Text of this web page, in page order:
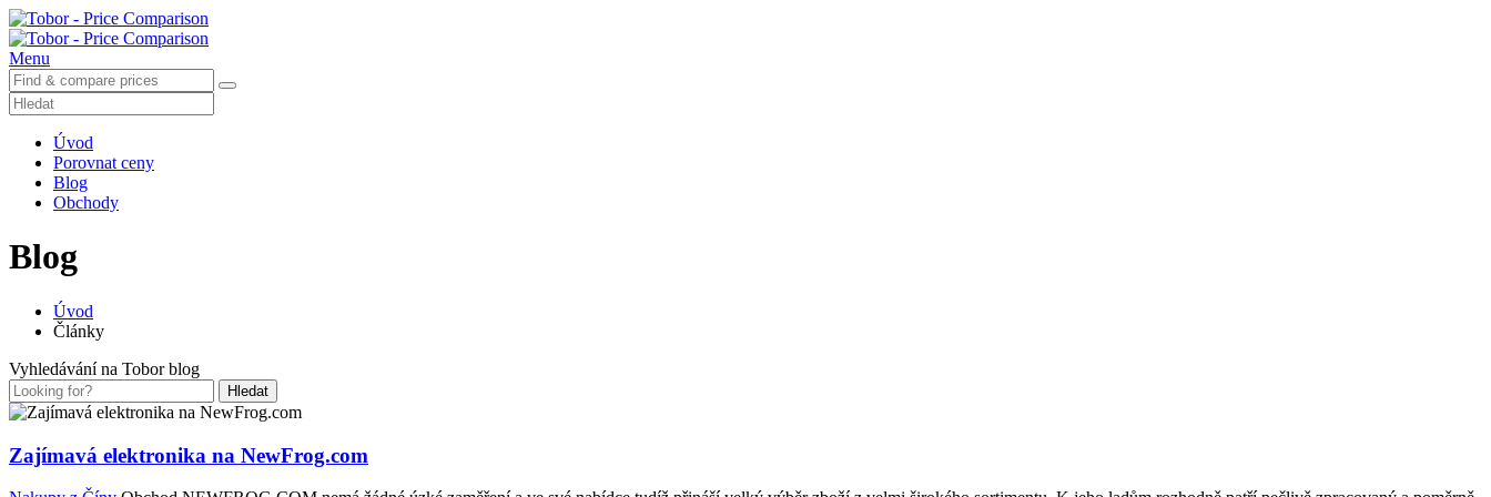
Menu
Úvod
Porovnat ceny
Blog
Obchody
Blog
Úvod
Články
Vyhledávání na Tobor blog
Hledat
Zajímavá elektronika na NewFrog.com